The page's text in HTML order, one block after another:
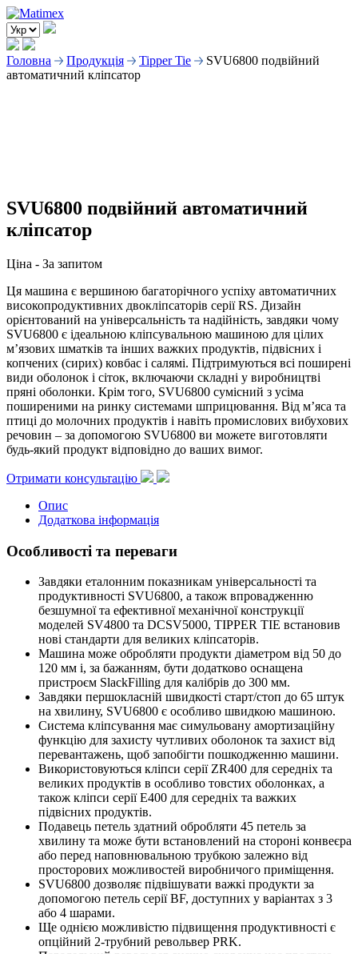
Головна Продукція Tipper Tie
SVU6800 подвійний
автоматичний кліпсатор
SVU6800 подвійний автоматичний
кліпсатор
Ціна - За запитом
Ця машина є вершиною багаторічного успіху автоматичних
високопродуктивних двокліпсаторів серії RS. Дизайн
орієнтований на універсальність та надійність, завдяки чому
SVU6800 є ідеальною кліпсувальною машиною для цілих
м’язових шматків та інших важких продуктів, підвісних і
копчених (сирих) ковбас і салямі. Підтримуються всі поширені
види оболонок і сіток, включаючи складні у виробництві
пряні оболонки. Крім того, SVU6800 сумісний з усіма
поширеними на ринку системами шприцювання. Від м’яса та
птиці до молочних продуктів і навіть промислових вибухових
речовин – за допомогою SVU6800 ви можете виготовляти
будь-який продукт відповідно до ваших вимог.
Отримати консультацію
Опис
Додаткова інформація
Особливості та переваги
Завдяки еталонним показникам універсальності та
продуктивності SVU6800, а також впровадженню
безшумної та ефективної механічної конструкції
моделей SV4800 та DCSV5000, TIPPER TIE встановив
нові стандарти для великих кліпсаторів.
Машина може обробляти продукти діаметром від 50 до
120 мм і, за бажанням, бути додатково оснащена
пристроєм SlackFilling для калібрів до 300 мм.
Завдяки першокласній швидкості старт/стоп до 65 штук
на хвилину, SVU6800 є особливо швидкою машиною.
Система кліпсування має симульовану амортизаційну
функцію для захисту чутливих оболонок та захист від
перевантажень, щоб запобігти пошкодженню машини.
Використовуються кліпси серії ZR400 для середніх та
великих продуктів в особливо товстих оболонках, а
також кліпси серії E400 для середніх та важких
підвісних продуктів.
Подавець петель здатний обробляти 45 петель за
хвилину та може бути встановлений на стороні конвеєра
або перед наповнювальною трубкою залежно від
просторових можливостей виробничого приміщення.
SVU6800 дозволяє підвішувати важкі продукти за
допомогою петель серії BF, доступних у варіантах з 3
або 4 шарами.
Ще однією можливістю підвищення продуктивності є
опційний 2-трубний револьвер PRK.